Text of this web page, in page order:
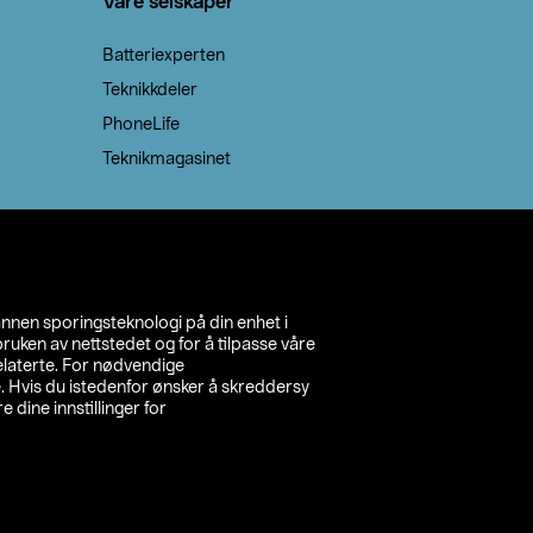
sporingsteknologi på din enhet i
av nettstedet og for å tilpasse våre
For nødvendige
Hvis du istedenfor ønsker å skreddersy
dine innstillinger for
Batteriexperten
Teknikkdeler
PhoneLife
Teknikmagasinet